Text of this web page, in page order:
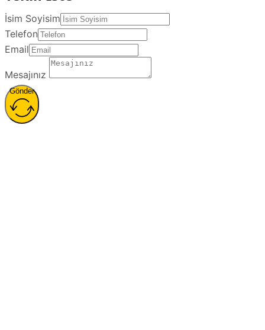
İsim Soyisim
Telefon
Email
Mesajınız
Gönder